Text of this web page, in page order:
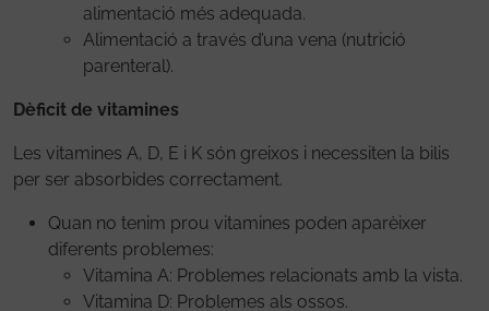
alimentació més adequada.
Alimentació a través d’una vena (nutrició
parenteral).
Dèficit de vitamines
Les vitamines A, D, E i K són greixos i necessiten la bilis
per ser absorbides correctament.
Quan no tenim prou vitamines poden aparèixer
diferents problemes:
Vitamina A: Problemes relacionats amb la vista.
Vitamina D: Problemes als ossos.